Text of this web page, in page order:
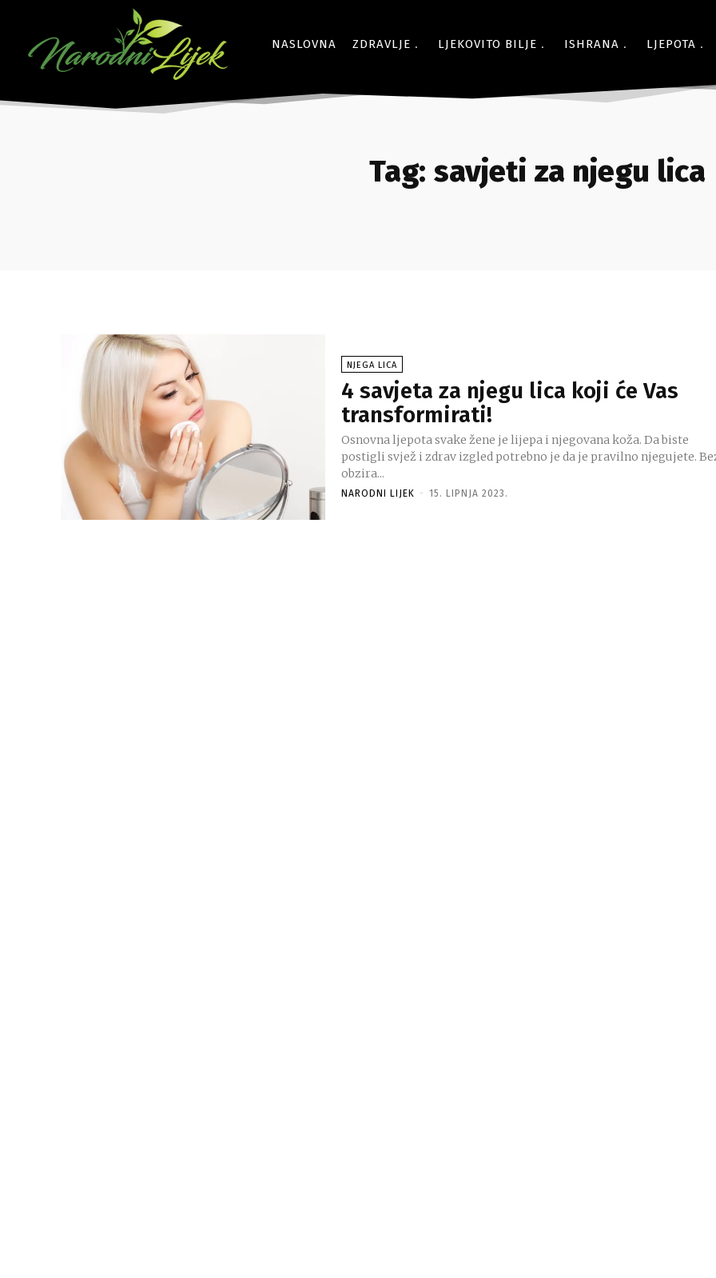
NASLOVNA ZDRAVLJE LJEKOVITO BILJE ISHRANA LJEPOTA
Tag: savjeti za njegu lica
NJEGA LICA
4 savjeta za njegu lica koji će Vas
transformirati!
Osnovna ljepota svake žene je lijepa i njegovana koža. Da biste
postigli svjež i zdrav izgled potrebno je da je pravilno njegujete.
obzira...
NARODNI LIJEK - 15. LIPNJA 2023.